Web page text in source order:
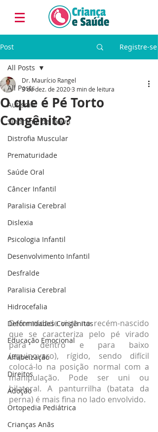
Post Registre-se
All Posts
Autismo
Síndrome de Down
Distrofia Muscular
Prematuridade
Saúde Oral
Câncer Infantil
Paralisia Cerebral
Dislexia
Psicologia Infantil
Desenvolvimento Infantil
Desfralde
Paralisia Cerebral
Hidrocefalia
Deformidades Congênitas
Educação Emocional
Alfabeização
Direitos
Adoção
Ortopedia Pediátrica
Crianças Anãs
All Posts
O que é Pé Torto
Congênito?
Dr. Maurício Rangel
3 de dez. de 20203 min de leitura
Deformidade vista no recém-nascido
que se caracteriza pelo pé virado
para dentro e para baixo
(equinovaro), rígido, sendo difícil
colocá-lo na posição normal com a
manipulação. Pode ser uni ou
bilateral. A panturrilha (batata da
perna) é mais fina no lado envolvido.